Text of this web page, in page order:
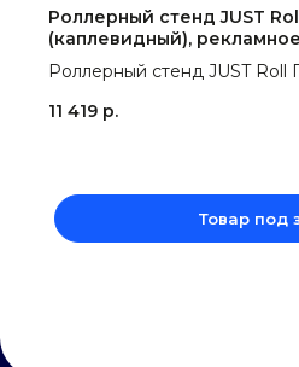
Роллерный стенд JUST
(каплевидный),
Роллерный стенд JUST
11 419 р.
Товар под